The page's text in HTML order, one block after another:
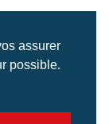
assurer
possible.
2024
d'images
|